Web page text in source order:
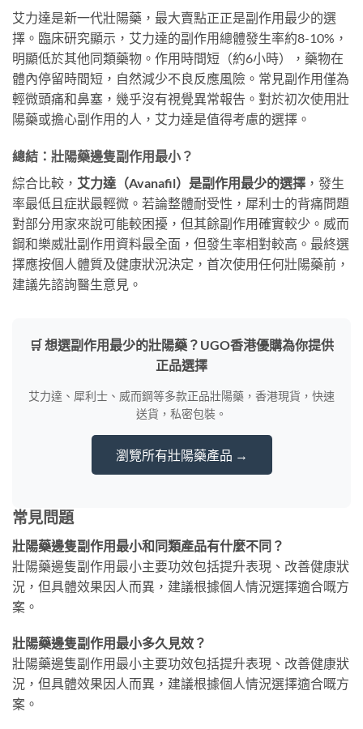
艾力達是新一代壯陽藥，最大賣點正正是副作用最少的選
擇。臨床研究顯示，艾力達的副作用總體發生率約8-10%，
明顯低於其他同類藥物。作用時間短（約6小時），藥物在
體內停留時間短，自然減少不良反應風險。常見副作用僅為
輕微頭痛和鼻塞，幾乎沒有視覺異常報告。對於初次使用壯
陽藥或擔心副作用的人，艾力達是值得考慮的選擇。
總結：壯陽藥邊隻副作用最小？
綜合比較， 艾力達（Avanafil）是副作用最少的選擇 ，發生
率最低且症狀最輕微。若論整體耐受性，犀利士的背痛問題
對部分用家來說可能較困擾，但其餘副作用確實較少。威而
鋼和樂威壯副作用資料最全面，但發生率相對較高。最終選
擇應按個人體質及健康狀況決定，首次使用任何壯陽藥前，
建議先諮詢醫生意見。
🛒 想選副作用最少的壯陽藥？UGO香港優購為你提供
正品選擇
艾力達、犀利士、威而鋼等多款正品壯陽藥，香港現貨，快速
送貨，私密包裝。
瀏覽所有壯陽藥產品 →
常見問題
壯陽藥邊隻副作用最小和同類產品有什麼不同？
壯陽藥邊隻副作用最小主要功效包括提升表現、改善健康狀
況，但具體效果因人而異，建議根據個人情況選擇適合嘅方
案。
壯陽藥邊隻副作用最小多久見效？
壯陽藥邊隻副作用最小主要功效包括提升表現、改善健康狀
況，但具體效果因人而異，建議根據個人情況選擇適合嘅方
案。